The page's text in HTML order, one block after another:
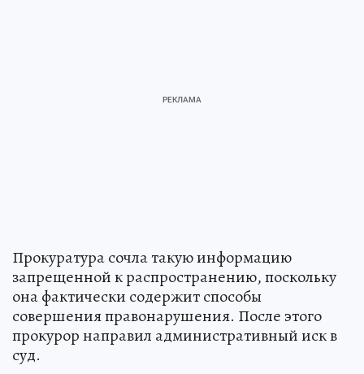
Прокуратура сочла такую информацию
запрещенной к распространению, поскольку
она фактически содержит способы
совершения правонарушения. После этого
прокурор направил административный иск в
суд.